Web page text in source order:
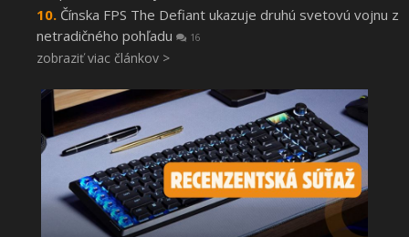
Čínska FPS The Defiant ukazuje druhú svetovú vojnu z
netradičného pohľadu
16
zobraziť viac článkov >